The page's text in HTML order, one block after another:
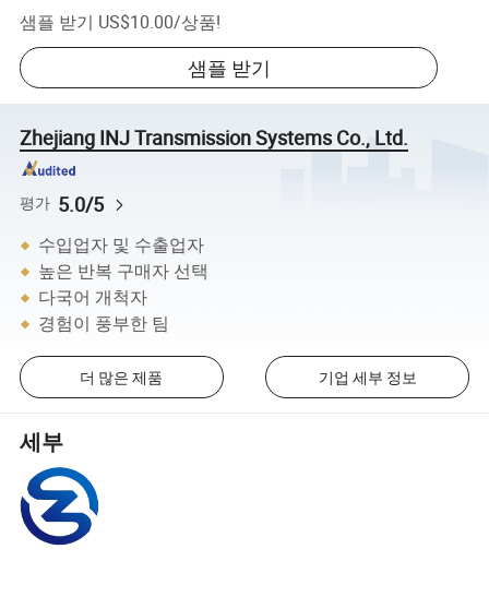
샘플 받기 US$10.00/상품!
샘플 받기
Zhejiang INJ Transmission Systems Co., Ltd.
평가 5.0/5
수입업자 및 수출업자
높은 반복 구매자 선택
다국어 개척자
경험이 풍부한 팀
더 많은 제품 기업 세부 정보
세부